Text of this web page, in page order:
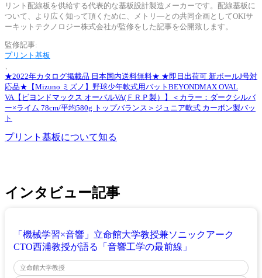
リント配線板を供給する代表的な基板設計製造メーカーです。配線基板に
ついて、より広く知って頂くために、メトリ―との共同企画としてOKIサ
ーキットテクノロジー株式会社が監修をした記事を公開致します。
監修記事:
プリント基板
★2022年カタログ掲載品 日本国内送料無料★ ★即日出荷可 新ボールJ号対
応品★【Mizuno ミズノ】野球少年軟式用バットBEYONDMAX OVAL
VA【ビヨンドマックス オーバルVA(ＦＲＰ製）】＜カラー：ダークシルバ
ー×ライム 78cm/平均580g トップバランス＞ジュニア軟式 カーボン製バッ
ト
プリント基板について知る
インタビュー記事
「機械学習×音響」立命館大学教授兼ソニックアーク
CTO西浦教授が語る「音響工学の最前線」
立命館大学教授